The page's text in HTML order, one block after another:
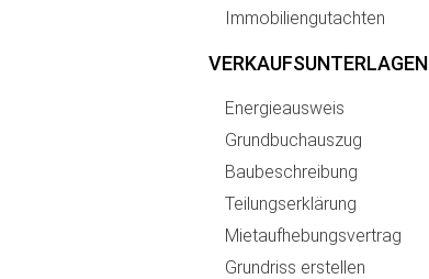
Immobiliengutachten
VERKAUFSUNTERLAGEN
Energieausweis
Grundbuchauszug
Baubeschreibung
Teilungserklärung
Mietaufhebungsvertrag
Grundriss erstellen